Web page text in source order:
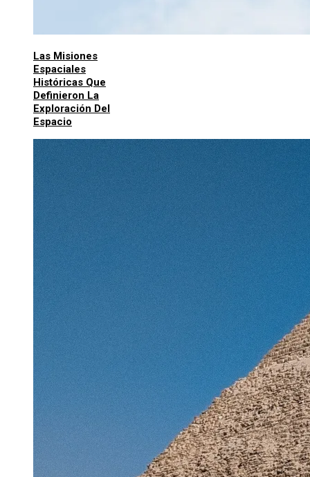
Las Misiones
Espaciales
Históricas Que
Definieron La
Exploración Del
Espacio